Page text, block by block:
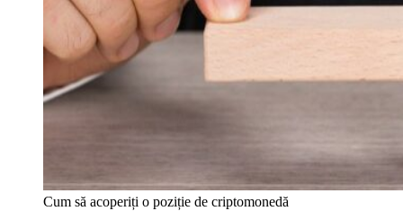
Cum să acoperiți o poziție de criptomonedă